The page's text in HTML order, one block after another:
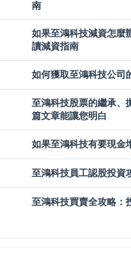
南
如果至鴻科技減資怎麼
讀減資指南
如何獲取至鴻科技公司
至鴻科技股票的繼承、
篇文章能讓您明白
如果至鴻科技有要現金
至鴻科技員工認股投資
至鴻科技買賣全攻略：